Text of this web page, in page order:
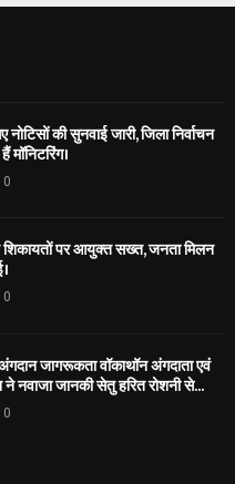
की सुनवाई जारी, जिला निर्वाचन
मॉनिटरिंग।
0
शिकायतों पर आयुक्त सख्त, जनता मिलन
0
जागरूकता वॉकाथॉन अंगदाता एवं
ने नवाजा जानकी सेतु हरित रोशनी से...
0